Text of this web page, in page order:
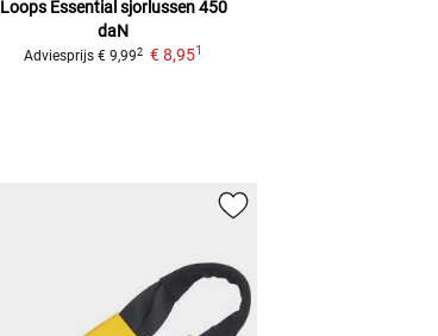
Loops Essential sjorlussen 450
daN
Adviesprijs € 9,992 € 8,951